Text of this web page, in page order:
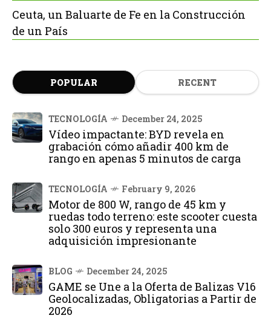
Ceuta, un Baluarte de Fe en la Construcción
de un País
POPULAR RECENT
TECNOLOGÍA December 24, 2025
Vídeo impactante: BYD revela en
grabación cómo añadir 400 km de
rango en apenas 5 minutos de carga
TECNOLOGÍA February 9, 2026
Motor de 800 W, rango de 45 km y
ruedas todo terreno: este scooter cuesta
solo 300 euros y representa una
adquisición impresionante
BLOG December 24, 2025
GAME se Une a la Oferta de Balizas V16
Geolocalizadas, Obligatorias a Partir de
2026